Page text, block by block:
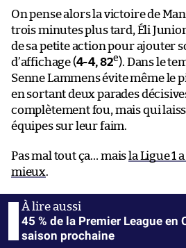
On pense alors la victoire de
trois minutes plus tard, Éli
de sa petite action pour ajouter
d’affichage (4-4, 82e). Dans le
Senne Lammens évite même le
en sortant deux parades
complètement fou, mais qui
équipes sur leur faim.
Pas mal tout ça… maisla Ligue 1
mieux.
45 % de la Premier League en
saison prochaine